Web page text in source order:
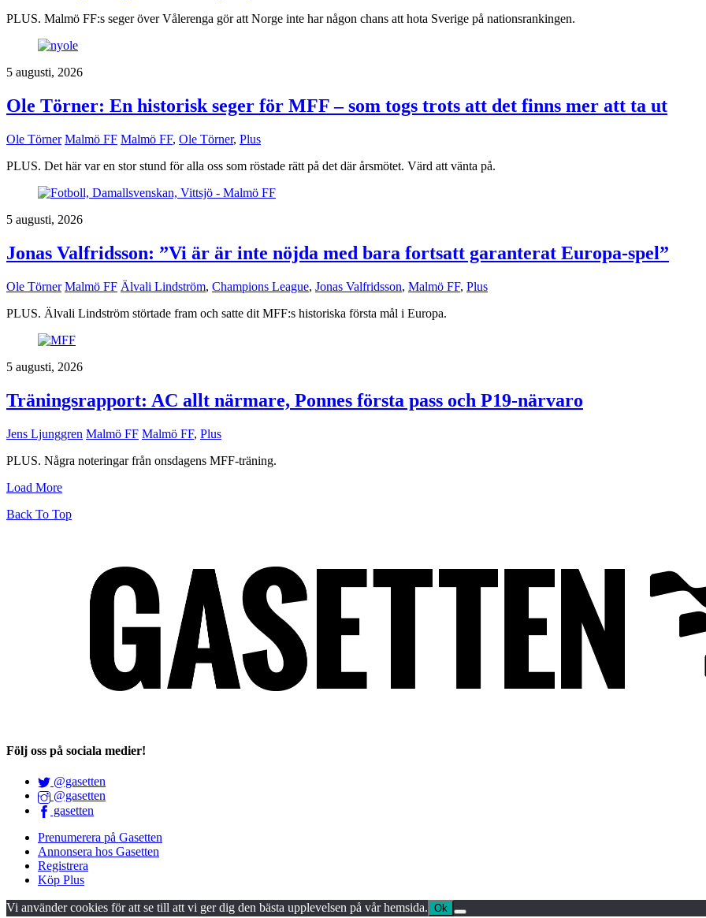
PLUS. Malmö FF:s seger över Vålerenga gör att Norge inte har någon chans att hota Sverige på nationsrankingen.
5 augusti, 2026
Ole Törner: En historisk seger för MFF – som togs trots att det finns mer att ta ut
Ole Törner Malmö FF Malmö FF, Ole Törner, Plus
PLUS. Det här var en stor stund för alla oss som röstade rätt på det där årsmötet. Värd att vänta på.
5 augusti, 2026
Jonas Valfridsson: ”Vi är är inte nöjda med bara fortsatt garanterat Europa-spel”
Ole Törner Malmö FF Älvali Lindström, Champions League, Jonas Valfridsson, Malmö FF, Plus
PLUS. Älvali Lindström störtade fram och satte dit MFF:s historiska första mål i Europa.
5 augusti, 2026
Träningsrapport: AC allt närmare, Ponnes första pass och P19-närvaro
Jens Ljunggren Malmö FF Malmö FF, Plus
PLUS. Några noteringar från onsdagens MFF-träning.
Load More
Back To Top
Följ oss på sociala medier!
@gasetten
@gasetten
gasetten
Prenumerera på Gasetten
Annonsera hos Gasetten
Registrera
Köp Plus
Vi använder cookies för att se till att vi ger dig den bästa upplevelsen på vår hemsida. Ok